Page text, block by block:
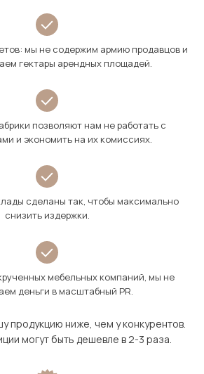
мы не содержим армию продавцов и
гектары арендных площадей.
позволяют нам не работать с
и экономить на их комиссиях.
сделаны так, чтобы максимально
снизить издержки.
мебельных компаний, мы не
деньги в масштабный PR.
продукцию ниже, чем у конкурентов.
могут быть дешевле в 2-3 раза.